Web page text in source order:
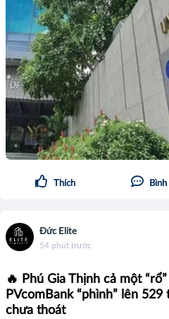
Thích Bình
Đức Elite
54 phút trước
🔥 Phú Gia Thịnh cả một
PVcomBank “phình” lên
chưa thoát